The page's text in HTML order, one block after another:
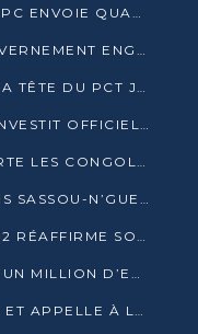
BOURSES D’EXCELLENCE : LA SNPC ENVOIE QUATRE NOUVEAUX TALENTS CONGOLAIS SE FORMER À BAKOU
MARCHÉS DOMANIAUX : LE GOUVERNEMENT ENGAGE LA STRUCTURATION DES TAXES D’ASSAINISSEMENT
PIERRE MOUSSA RECONDUIT À LA TÊTE DU PCT JUSQU’EN 2031
PRÉSIDENTIELLE 2026 : LE PCT INVESTIT OFFICIELLEMENT DENIS SASSOU NGUESSO
DENIS SASSOU-N’GUESSO EXHORTE LES CONGOLAIS À L’UNITÉ ET AU FAIR-PLAY DÉMOCRATIQUE EN 2026
RÉVEILLON D’ARMES 2025 : DENIS SASSOU-N’GUESSO GARANTIT DES ÉLECTIONS 2026 PAISIBLES ET SÉCURISÉES
CONGRÈS DU PCT : LE CLUB 2002 RÉAFFIRME SON SOUTIEN À DENIS SASSOU-N’GUESSO POUR 2026
ENTREPRENEURIAT AU CONGO : UN MILLION D’EUROS POUR FINANCER LES STARTUPS DÈS 2026
LE PCT OUVRE SON 6ᵉ CONGRÈS ET APPELLE À LA CANDIDATURE DE DENIS SASSOU NGUESSO